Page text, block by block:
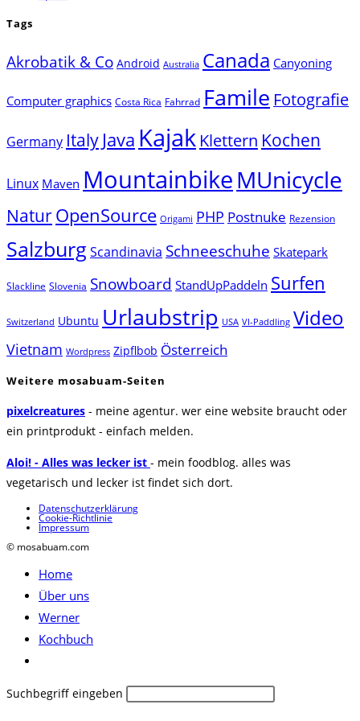
Tags
Akrobatik & Co Android Australia Canada Canyoning
Computer graphics Costa Rica Fahrrad Famile Fotografie
Germany Italy Java Kajak Klettern Kochen
Linux Maven MountainbikeMUnicycle
NaturOpenSource Origami PHP Postnuke Rezension
SalzburgScandinavia Schneeschuhe Skatepark
Slackline Slovenia Snowboard StandUpPaddeln Surfen
Switzerland Ubuntu Urlaubstrip USA VI-Paddling Video
Vietnam Wordpress Zipflbob Österreich
Weitere mosabuam-Seiten
pixelcreatures - meine agentur. wer eine website braucht oder
ein printprodukt - einfach melden.
Aloi! - Alles was lecker ist - mein foodblog. alles was
vegetarisch und lecker ist findet sich dort.
Datenschutzerklärung
Cookie-Richtlinie
Impressum
© mosabuam.com
Home
Über uns
Werner
Kochbuch
umschalten
Diese
Suchbegriff eingeben